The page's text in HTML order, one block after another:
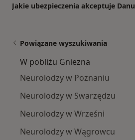
Jakie ubezpieczenia akceptuje
Powiązane wyszukiwania
W pobliżu Gniezna
Neurolodzy w Poznaniu
Neurolodzy w Swarzędzu
Neurolodzy w Wrześni
Neurolodzy w Wągrowcu